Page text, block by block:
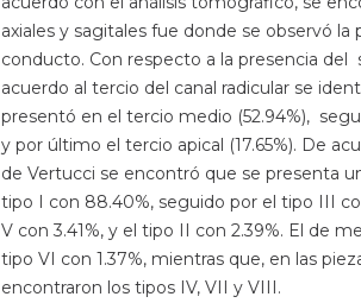
axiales y sagitales fue donde se observó la
conducto. Con respecto a la presencia
acuerdo al tercio del canal radicular se
presentó en el tercio medio (52.94%),
y por último el tercio apical (17.65%). De
de Vertucci se encontró que se presenta
tipo I con 88.40%, seguido por el tipo III
V con 3.41%, y el tipo II con 2.39%. El de
tipo VI con 1.37%, mientras que, en las
encontraron los tipos IV, VII y VIII.